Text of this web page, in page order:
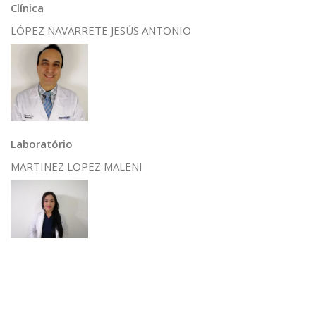
Clínica
LÓPEZ NAVARRETE JESÚS ANTONIO
Laboratório
MARTINEZ LOPEZ MALENI